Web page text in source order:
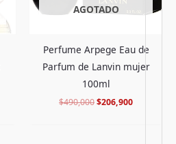
AGOTADO
Perfume Arpege Eau de
Parfum de Lanvin mujer
100ml
$490,000$206,900